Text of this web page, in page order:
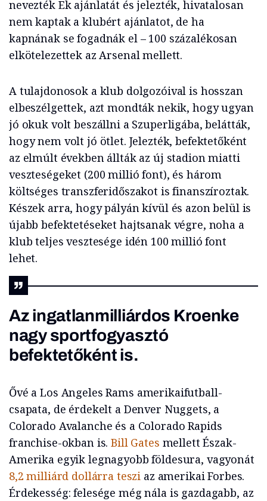
nevezték Ek ajánlatát és jelezték, hivatalosan
nem kaptak a klubért ajánlatot, de ha
kapnának se fogadnák el – 100 százalékosan
elkötelezettek az Arsenal mellett.
A tulajdonosok a klub dolgozóival is hosszan
elbeszélgettek, azt mondták nekik, hogy ugyan
jó okuk volt beszállni a Szuperligába, belátták,
hogy nem volt jó ötlet. Jelezték, befektetőként
az elmúlt években állták az új stadion miatti
veszteségeket (200 millió font), és három
költséges transzferidőszakot is finanszíroztak.
Készek arra, hogy pályán kívül és azon belül is
újabb befektetéseket hajtsanak végre, noha a
klub teljes vesztesége idén 100 millió font
lehet.
Az ingatlanmilliárdos Kroenke
nagy sportfogyasztó
befektetőként is.
Ővé a Los Angeles Rams amerikaifutball-
csapata, de érdekelt a Denver Nuggets, a
Colorado Avalanche és a Colorado Rapids
franchise-okban is.Bill Gates mellett Észak-
Amerika egyik legnagyobb földesura, vagyonát
8,2 milliárd dollárra teszi az amerikai Forbes.
Érdekesség: felesége még nála is gazdagabb, az